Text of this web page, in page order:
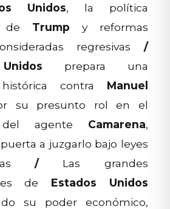
Unidos, la política
de Trump y reformas
regresivas /
prepara una
histórica contra Manuel
su presunto rol en el
del agente Camarena,
a juzgarlo bajo leyes
/Las grandes
de Estados Unidos
su poder económico,